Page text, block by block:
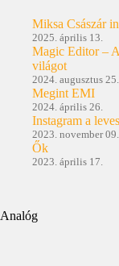
Miksa Császár
2025. április 13.
Magic Editor –
világot
2024. augusztus 25.
Megint EMI
2024. április 26.
Instagram a
2023. november 09.
Ők
2023. április 17.
Analóg